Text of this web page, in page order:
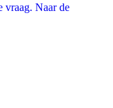
vraag. Naar de